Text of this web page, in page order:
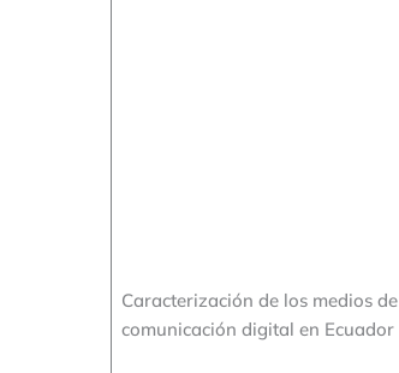
Caracterización de los medios de
comunicación digital en Ecuador